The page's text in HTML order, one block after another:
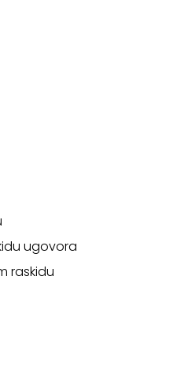
ugovora
raskidu